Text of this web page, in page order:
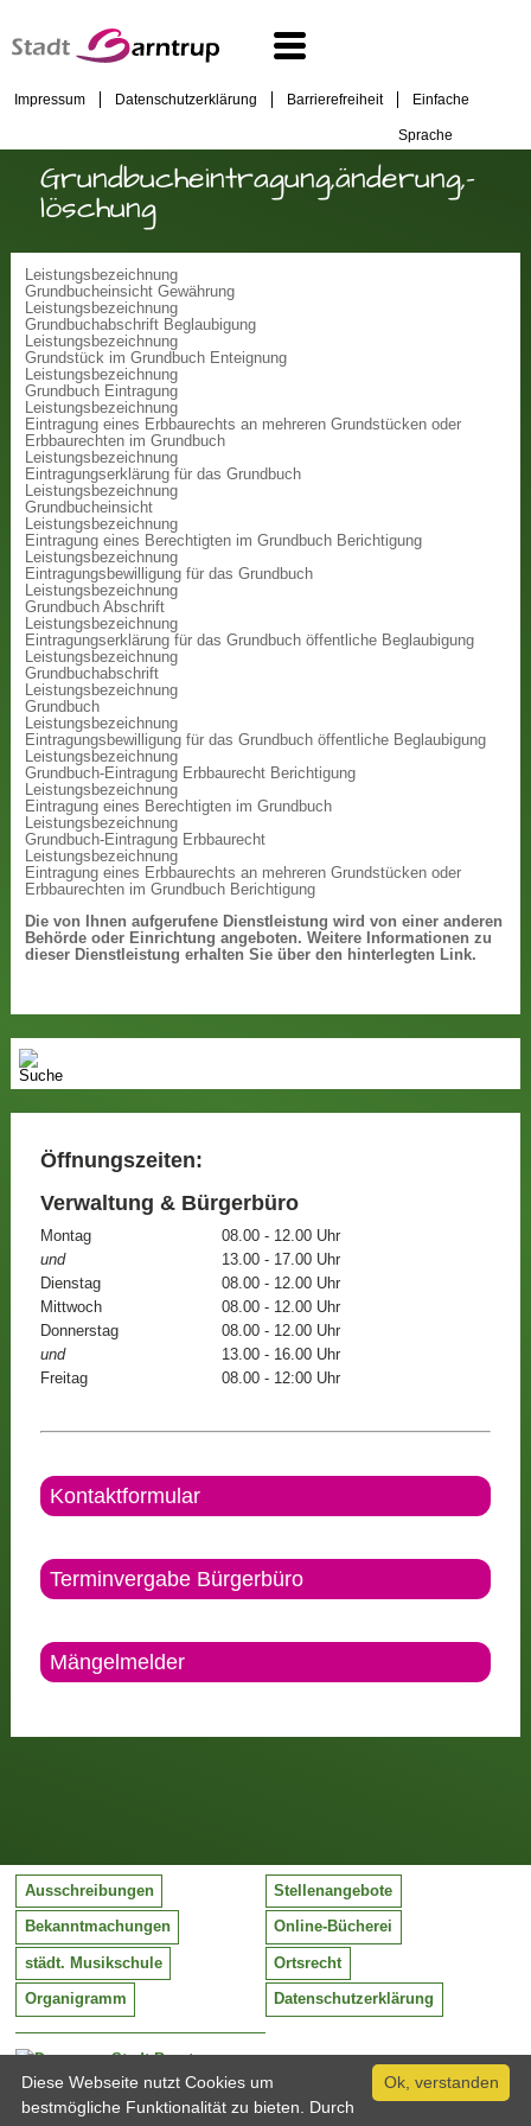
Impressum Datenschutzerklärung Barrierefreiheit Einfache
Sprache
Grundbucheintragung,änderung,-
löschung
Leistungsbezeichnung
Grundbucheinsicht Gewährung
Leistungsbezeichnung
Grundbuchabschrift Beglaubigung
Leistungsbezeichnung
Grundstück im Grundbuch Enteignung
Leistungsbezeichnung
Grundbuch Eintragung
Leistungsbezeichnung
Eintragung eines Erbbaurechts an mehreren Grundstücken oder
Erbbaurechten im Grundbuch
Leistungsbezeichnung
Eintragungserklärung für das Grundbuch
Leistungsbezeichnung
Grundbucheinsicht
Leistungsbezeichnung
Eintragung eines Berechtigten im Grundbuch Berichtigung
Leistungsbezeichnung
Eintragungsbewilligung für das Grundbuch
Leistungsbezeichnung
Grundbuch Abschrift
Leistungsbezeichnung
Eintragungserklärung für das Grundbuch öffentliche Beglaubigung
Leistungsbezeichnung
Grundbuchabschrift
Leistungsbezeichnung
Grundbuch
Leistungsbezeichnung
Eintragungsbewilligung für das Grundbuch öffentliche Beglaubigung
Leistungsbezeichnung
Grundbuch-Eintragung Erbbaurecht Berichtigung
Leistungsbezeichnung
Eintragung eines Berechtigten im Grundbuch
Leistungsbezeichnung
Grundbuch-Eintragung Erbbaurecht
Leistungsbezeichnung
Eintragung eines Erbbaurechts an mehreren Grundstücken oder
Erbbaurechten im Grundbuch Berichtigung
Die von Ihnen aufgerufene Dienstleistung wird von einer anderen
Behörde oder Einrichtung angeboten. Weitere Informationen zu
dieser Dienstleistung erhalten Sie über den hinterlegten Link.
Öffnungszeiten:
Verwaltung & Bürgerbüro
Montag
08.00 - 12.00 Uhr
und
13.00 - 17.00 Uhr
Dienstag
08.00 - 12.00 Uhr
Mittwoch
08.00 - 12.00 Uhr
Donnerstag
08.00 - 12.00 Uhr
und
13.00 - 16.00 Uhr
Freitag
08.00 - 12:00 Uhr
Kontaktformular
Terminvergabe Bürgerbüro
Mängelmelder
Stadt Barntrup
Mittelstraße 38
32683 Barntrup
Ausschreibungen Stellenangebote
Bekanntmachungen Online-Bücherei
städt. Musikschule Ortsrecht
Organigramm Datenschutzerklärung
Ok, verstanden
Diese Webseite nutzt Cookies um
bestmögliche Funktionalität zu bieten. Durch